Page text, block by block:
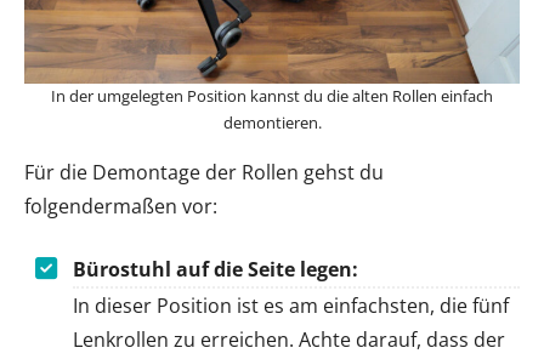
In der umgelegten Position kannst du die alten Rollen einfach
demontieren.
Für die Demontage der Rollen gehst du
folgendermaßen vor:
Bürostuhl auf die Seite legen:
In dieser Position ist es am einfachsten, die fünf
Lenkrollen zu erreichen. Achte darauf, dass der